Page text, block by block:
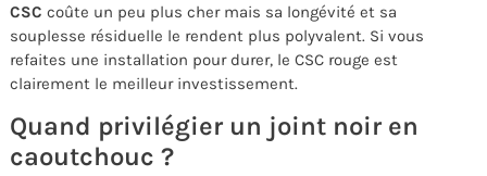
CSC coûte un peu plus cher mais sa longévité et sa
souplesse résiduelle le rendent plus polyvalent. Si vous
refaites une installation pour durer, le CSC rouge est
clairement le meilleur investissement.
Quand privilégier un joint noir en
caoutchouc ?